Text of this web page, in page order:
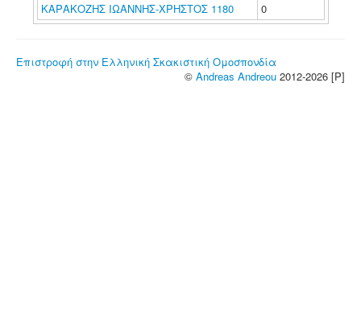
ΚΑΡΑΚΟΖΗΣ ΙΩΑΝΝΗΣ-ΧΡΗΣΤΟΣ 1180 0
Επιστροφή στην Ελληνική Σκακιστική Ομοσπονδία
© Andreas Andreou 2012-2026 [P]